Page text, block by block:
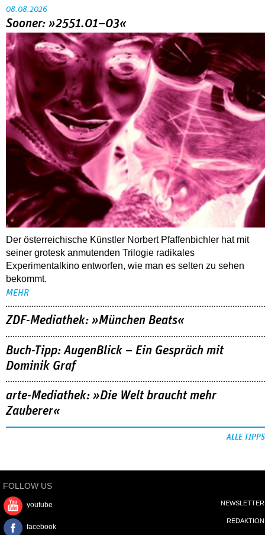
08.08.2026
Sooner: »2551.01–03«
Der österreichische Künstler Norbert Pfaffenbichler hat mit
seiner grotesk anmutenden Trilogie radikales
Experimentalkino entworfen, wie man es selten zu sehen
bekommt.
MEHR
ZDF-Mediathek: »München Beats«
Buch-Tipp: AugenBlick – Ein Gespräch mit
Dominik Graf
arte-Mediathek: »Die Welt braucht mehr
Zauberer«
ALLE TIPPS
FOLLOW US
youtube
facebook
NEWSLETTER
REDAKTION